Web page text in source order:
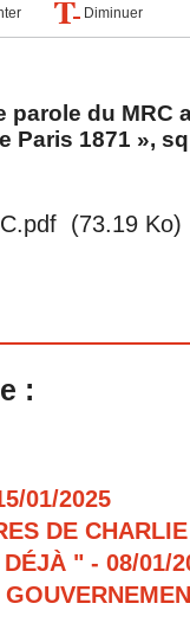
Diminuer
parole du MRC
Paris 1871 »,
(73.19 Ko)
:
01/2025
DE
DÉJÀ " - 08/01/